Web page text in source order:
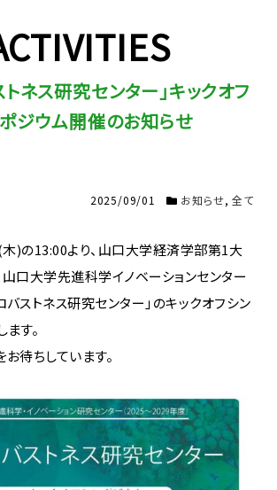
ネス研究センター｣キックオフ
ジウム開催のお知らせ
2025/09/01 お知らせ,全て
)の13:00より、山口大学経済学部第1大
山口大学先進科学イノベーションセンター
ストネス研究センター｣のキックオフシン
す。
待ちしています。